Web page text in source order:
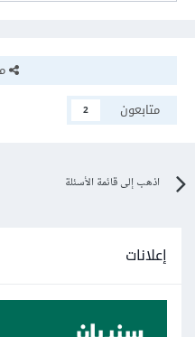
متابعون
2
اذهب إلى قائمة الأسئلة
إعلانات